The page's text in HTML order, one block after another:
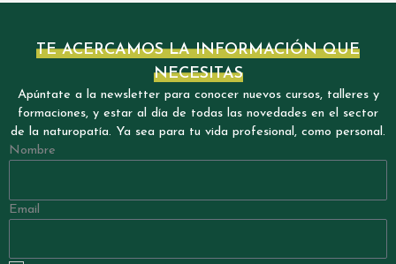
TE ACERCAMOS LA INFORMACIÓN QUE
NECESITAS
Apúntate a la newsletter para conocer nuevos cursos, talleres y
formaciones, y estar al día de todas las novedades en el sector
de la naturopatía. Ya sea para tu vida profesional, como personal.
Nombre
Email